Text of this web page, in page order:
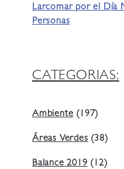
Larcomar por el Día
Personas
CATEGORIAS:
Ambiente (197)
Áreas Verdes (38)
Balance 2019 (12)